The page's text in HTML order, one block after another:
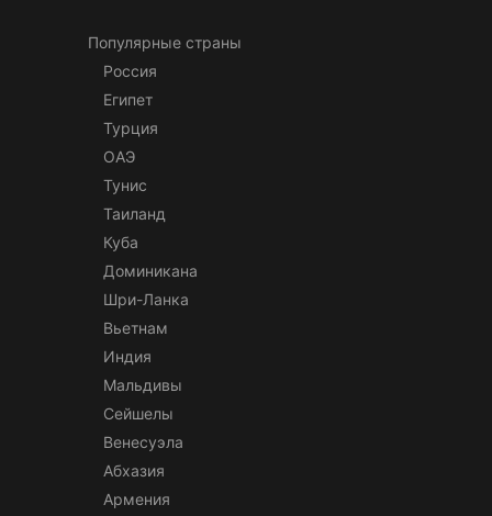
Популярные страны
Россия
Египет
Турция
ОАЭ
Тунис
Таиланд
Куба
Доминикана
Шри-Ланка
Вьетнам
Индия
Мальдивы
Сейшелы
Венесуэла
Абхазия
Армения